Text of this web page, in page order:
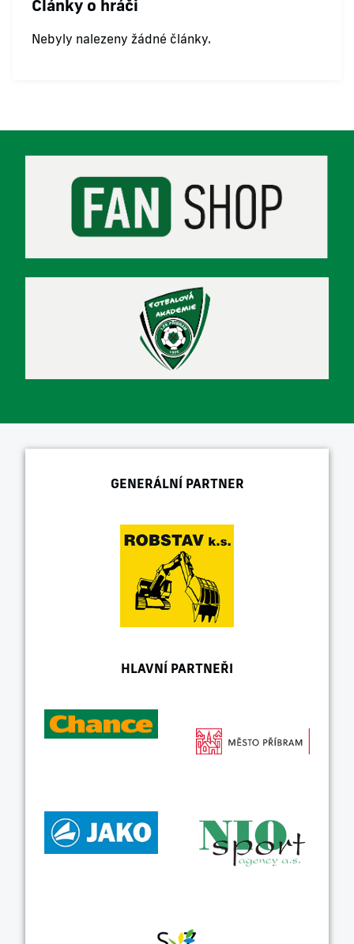
Články o hráči
Nebyly nalezeny žádné články.
GENERÁLNÍ PARTNER
HLAVNÍ PARTNEŘI